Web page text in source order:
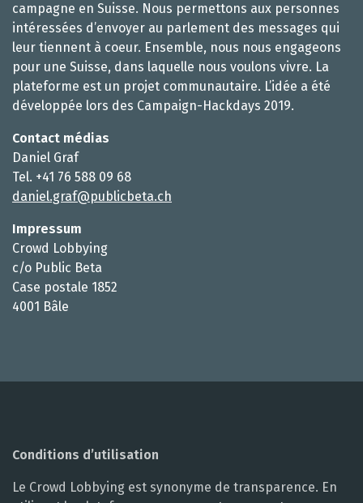
campagne en Suisse. Nous permettons aux personnes
intéressées d’envoyer au parlement des messages qui
leur tiennent à coeur. Ensemble, nous nous engageons
pour une Suisse, dans laquelle nous voulons vivre. La
plateforme est un projet communautaire. L’idée a été
développée lors des Campaign-Hackdays 2019.
Contact médias
Daniel Graf
Tel. +41 76 588 09 68
daniel.graf@publicbeta.ch
Impressum
Crowd Lobbying
c/o Public Beta
Case postale 1852
4001 Bâle
Conditions d’utilisation
Le Crowd Lobbying est synonyme de transparence. En